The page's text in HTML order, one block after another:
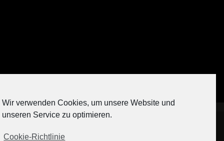
[contact-form-7 404 "Nicht gefunden"]
Wir verwenden Cookies, um unsere Website und
unseren Service zu optimieren.
Cookie-Richtlinie